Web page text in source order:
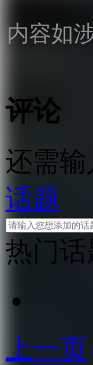
内容如
评论
还需输
话题
热门话
上一页